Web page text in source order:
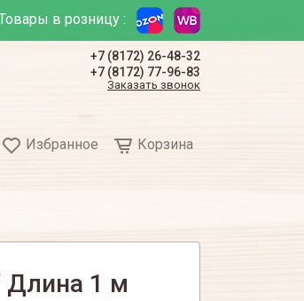
в розницу :
+7 (8172) 26-48-32
+7 (8172) 77-96-83
Заказать звонок
Избранное Корзина
Длина 1 м